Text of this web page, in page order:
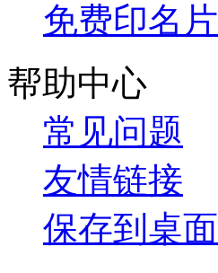
免费印名片
帮助中心
常见问题
友情链接
保存到桌面